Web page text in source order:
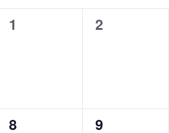
0
1
0
2
0
8
0
9